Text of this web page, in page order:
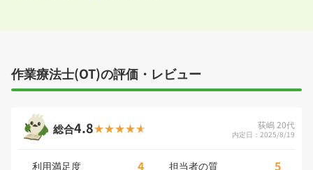
作業療法士(OT)の評価・レビュー
総合4.8 荻嶋 20代
内定日：2025/8/19
利用満足度 4 担当者の質 5